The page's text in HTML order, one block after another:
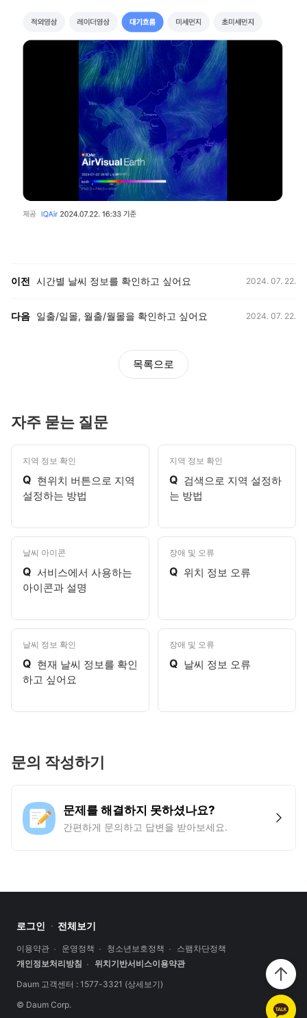
이전 시간별 날씨 정보를 확인하고 싶어요 2024. 07. 22.
다음 일출/일몰, 월출/월몰을 확인하고 싶어요 2024. 07. 22.
목록으로
자주 묻는 질문
지역 정보 확인
Q 현위치 버튼으로 지역
설정하는 방법
지역 정보 확인
Q 검색으로 지역 설정하
는 방법
날씨 아이콘
Q 서비스에서 사용하는
아이콘과 설명
장애 및 오류
Q 위치 정보 오류
날씨 정보 확인
Q 현재 날씨 정보를 확인
하고 싶어요
장애 및 오류
Q 날씨 정보 오류
문의 작성하기
문제를 해결하지 못하셨나요?
간편하게 문의하고 답변을 받아보세요.
로그인 전체보기
이용약관 운영정책 청소년보호정책
스팸차단정책
개인정보처리방침
위치기반서비스이용약관
Daum 고객센터 : 1577-3321 (상세보기)
© Daum Corp.